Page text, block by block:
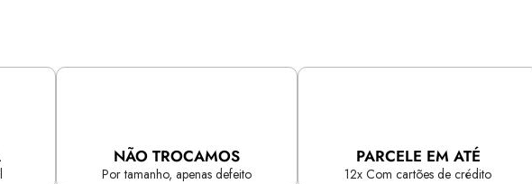
NÃO TROCAMOS
Por tamanho, apenas defeito
PARCELE EM ATÉ
12x Com cartões de crédito